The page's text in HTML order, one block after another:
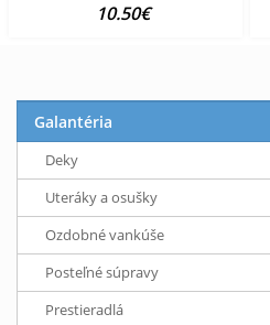
10.50€
Galantéria
Deky
Uteráky a osušky
Ozdobné vankúše
Posteľné súpravy
Prestieradlá